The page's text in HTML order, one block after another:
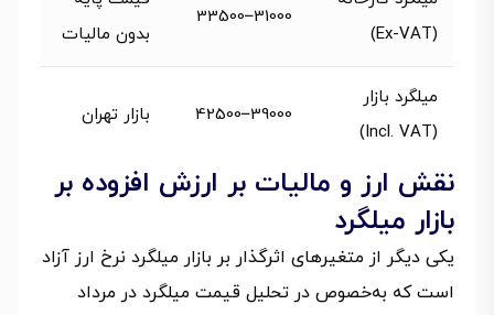
(Ex-VAT)
31000–33500
بدون مالیات
میلگرد بازار
(Incl. VAT)
39000–42500 بازار تهران
نقش ارز و مالیات بر ارزش افزوده بر
بازار میلگرد
یکی دیگر از متغیرهای اثرگذار بر بازار میلگرد نرخ ارز آزاد
است که به‌خصوص در تحلیل قیمت میلگرد در مرداد